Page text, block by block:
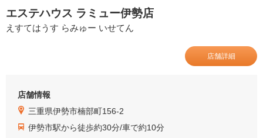
エステハウス ラミュー伊勢店
えすてはうす らみゅー いせてん
店舗詳細
店舗情報
三重県伊勢市楠部町156-2
伊勢市駅から徒歩約30分/車で約10分